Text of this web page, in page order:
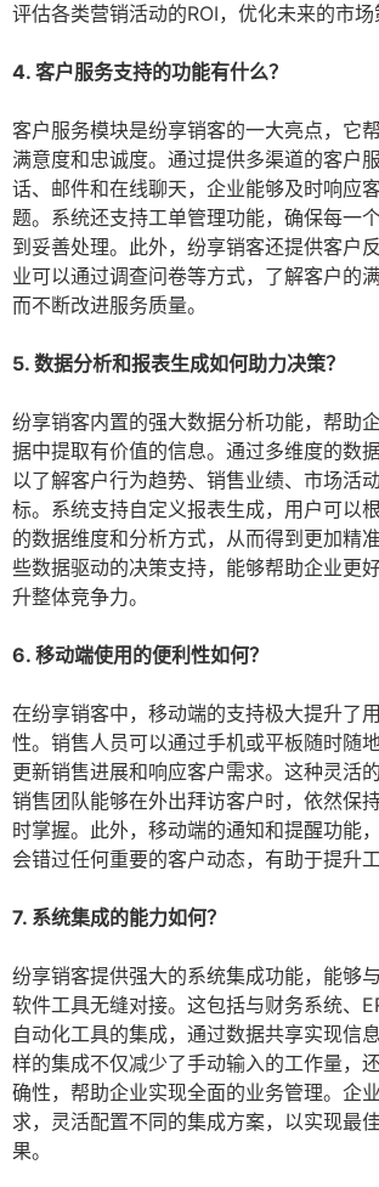
评估各类营销活动的ROI，优化未来的市场
4. 客户服务支持的功能有什么？
客户服务模块是纷享销客的一大亮点，它
满意度和忠诚度。通过提供多渠道的客户
话、邮件和在线聊天，企业能够及时响应
题。系统还支持工单管理功能，确保每一
到妥善处理。此外，纷享销客还提供客户
业可以通过调查问卷等方式，了解客户的
而不断改进服务质量。
5. 数据分析和报表生成如何助力决策？
纷享销客内置的强大数据分析功能，帮助
据中提取有价值的信息。通过多维度的数
以了解客户行为趋势、销售业绩、市场活
标。系统支持自定义报表生成，用户可以
的数据维度和分析方式，从而得到更加精
些数据驱动的决策支持，能够帮助企业更
升整体竞争力。
6. 移动端使用的便利性如何？
在纷享销客中，移动端的支持极大提升了
性。销售人员可以通过手机或平板随时随
更新销售进展和响应客户需求。这种灵活
销售团队能够在外出拜访客户时，依然保
时掌握。此外，移动端的通知和提醒功能
会错过任何重要的客户动态，有助于提升工
7. 系统集成的能力如何？
纷享销客提供强大的系统集成功能，能够
软件工具无缝对接。这包括与财务系统、
自动化工具的集成，通过数据共享实现信
样的集成不仅减少了手动输入的工作量，
确性，帮助企业实现全面的业务管理。企
求，灵活配置不同的集成方案，以实现最
果。